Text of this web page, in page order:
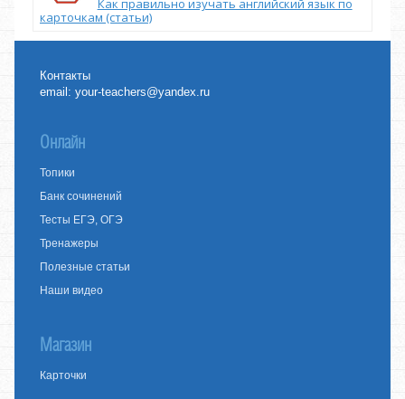
Как правильно изучать английский язык по
карточкам (статьи)
Контакты
email:your-teachers@yandex.ru
Онлайн
Топики
Банк сочинений
Тесты ЕГЭ, ОГЭ
Тренажеры
Полезные статьи
Наши видео
Магазин
Карточки